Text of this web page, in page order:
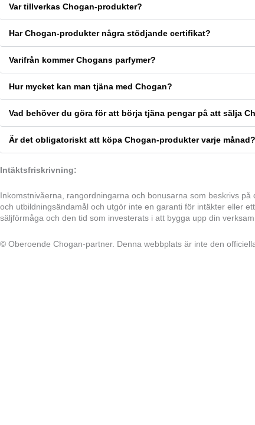
Var tillverkas Chogan-produkter?
Har Chogan-produkter några stödjande certifikat?
Varifrån kommer Chogans parfymer?
Hur mycket kan man tjäna med Chogan?
Vad behöver du göra för att börja tjäna pengar på att sälja
Är det obligatoriskt att köpa Chogan-produkter varje månad?
Intäktsfriskrivning:
Inkomstnivåerna, rangordningarna och bonusarna som beskrivs
och utbildningsändamål och utgör inte en garanti för intäkter eller
säljförmåga och den tid som investerats i att bygga upp din
© Oberoende Chogan-partner. Denna webbplats är inte den